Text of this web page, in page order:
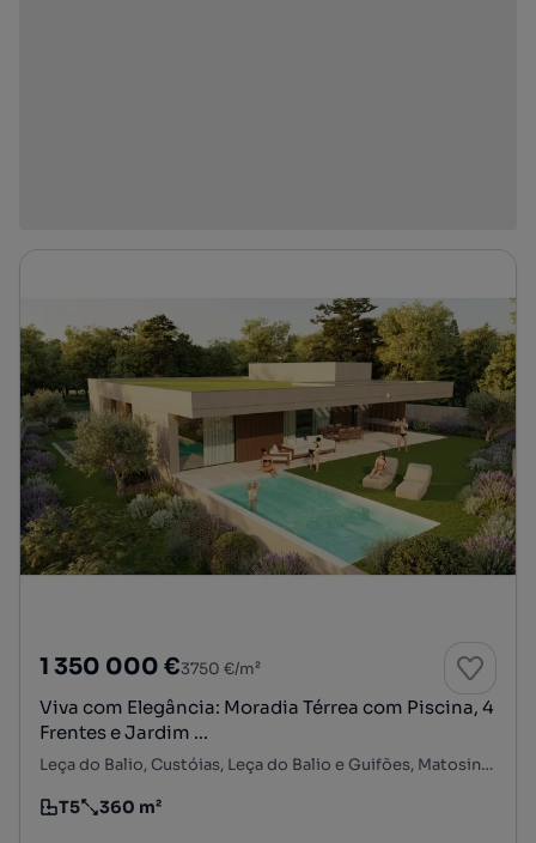
1 350 000 €3750 €/m²
Viva com Elegância: Moradia Térrea com Piscina, 4
Frentes e Jardim ...
Leça do Balio, Custóias, Leça do Balio e Guifões, Matosinhos, Porto
Tipologia
T5
Preço por metro quadrado
360 m²